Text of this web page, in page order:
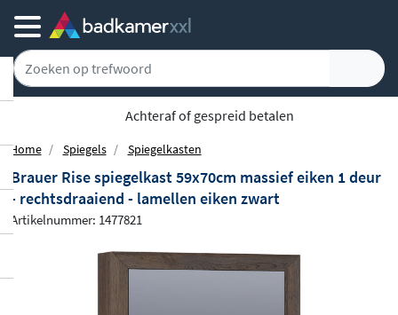
Achteraf of gespreid betalen
Home Spiegels Spiegelkasten
Brauer Rise spiegelkast 59x70cm massief eiken 1 deur
- rechtsdraaiend - lamellen eiken zwart
Artikelnummer: 1477821